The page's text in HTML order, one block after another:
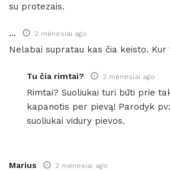
su protezais.
... 2 mėnesiai ago
Nelabai supratau kas čia keisto. Kur
Tu čia rimtai? 2 mėnesiai ago
Rimtai? Suoliukai turi būti prie
kapanotis per pievą! Parodyk
suoliukai vidury pievos.
Marius 2 mėnesiai ago